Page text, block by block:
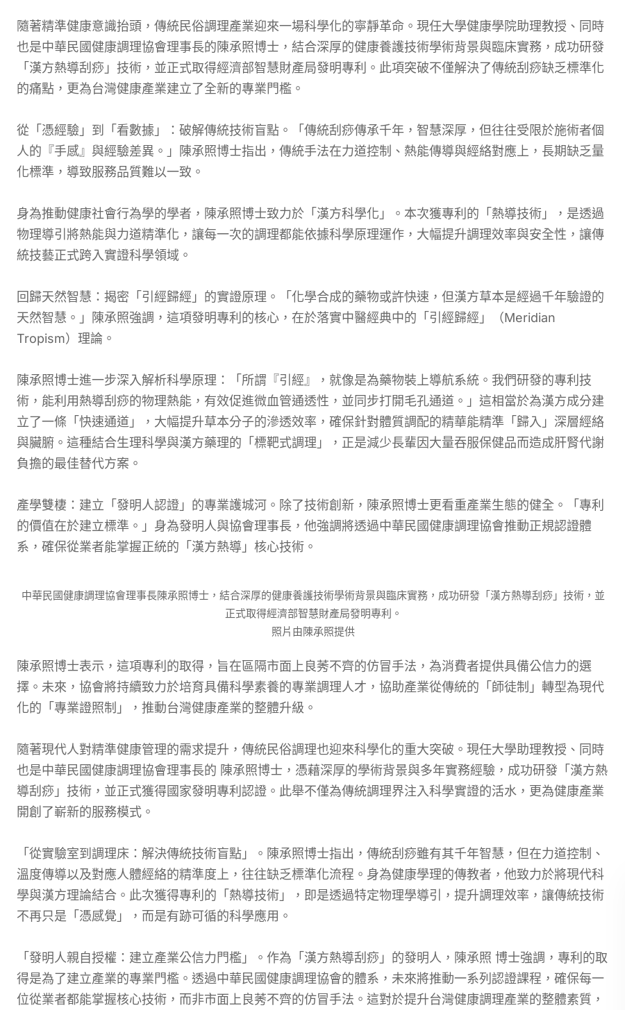
隨著精準健康意識抬頭，傳統民俗調理產業迎來一場科學化的寧靜革命。現任大學健康學院助理教授、同時
也是中華民國健康調理協會理事長的陳承照博士，結合深厚的健康養護技術學術背景與臨床實務，成功研發
「漢方熱導刮痧」技術，並正式取得經濟部智慧財產局發明專利。此項突破不僅解決了傳統刮痧缺乏標準化
的痛點，更為台灣健康產業建立了全新的專業門檻。
從「憑經驗」到「看數據」：破解傳統技術盲點。「傳統刮痧傳承千年，智慧深厚，但往往受限於施術者個
人的『手感』與經驗差異。」陳承照博士指出，傳統手法在力道控制、熱能傳導與經絡對應上，長期缺乏量
化標準，導致服務品質難以一致。
身為推動健康社會行為學的學者，陳承照博士致力於「漢方科學化」。本次獲專利的「熱導技術」，是透過
物理導引將熱能與力道精準化，讓每一次的調理都能依據科學原理運作，大幅提升調理效率與安全性，讓傳
統技藝正式跨入實證科學領域。
回歸天然智慧：揭密「引經歸經」的實證原理。「化學合成的藥物或許快速，但漢方草本是經過千年驗證的
天然智慧。」陳承照強調，這項發明專利的核心，在於落實中醫經典中的「引經歸經」（Meridian
Tropism）理論。
陳承照博士進一步深入解析科學原理：「所謂『引經』，就像是為藥物裝上導航系統。我們研發的專利技
術，能利用熱導刮痧的物理熱能，有效促進微血管通透性，並同步打開毛孔通道。」這相當於為漢方成分建
立了一條「快速通道」，大幅提升草本分子的滲透效率，確保針對體質調配的精華能精準「歸入」深層經絡
與臟腑。這種結合生理科學與漢方藥理的「標靶式調理」，正是減少長輩因大量吞服保健品而造成肝腎代謝
負擔的最佳替代方案。
產學雙棲：建立「發明人認證」的專業護城河。除了技術創新，陳承照博士更看重產業生態的健全。「專利
的價值在於建立標準。」身為發明人與協會理事長，他強調將透過中華民國健康調理協會推動正規認證體
系，確保從業者能掌握正統的「漢方熱導」核心技術。
中華民國健康調理協會理事長陳承照博士，結合深厚的健康養護技術學術背景與臨床實務，成功研發「漢方熱導刮痧」技術，並
正式取得經濟部智慧財產局發明專利。
照片由陳承照提供
陳承照博士表示，這項專利的取得，旨在區隔市面上良莠不齊的仿冒手法，為消費者提供具備公信力的選
擇。未來，協會將持續致力於培育具備科學素養的專業調理人才，協助產業從傳統的「師徒制」轉型為現代
化的「專業證照制」，推動台灣健康產業的整體升級。
隨著現代人對精準健康管理的需求提升，傳統民俗調理也迎來科學化的重大突破。現任大學助理教授、同時
也是中華民國健康調理協會理事長的 陳承照博士，憑藉深厚的學術背景與多年實務經驗，成功研發「漢方熱
導刮痧」技術，並正式獲得國家發明專利認證。此舉不僅為傳統調理界注入科學實證的活水，更為健康產業
開創了嶄新的服務模式。
「從實驗室到調理床：解決傳統技術盲點」。陳承照博士指出，傳統刮痧雖有其千年智慧，但在力道控制、
溫度傳導以及對應人體經絡的精準度上，往往缺乏標準化流程。身為健康學理的傳教者，他致力於將現代科
學與漢方理論結合。此次獲得專利的「熱導技術」，即是透過特定物理學導引，提升調理效率，讓傳統技術
不再只是「憑感覺」，而是有跡可循的科學應用。
「發明人親自授權：建立產業公信力門檻」。作為「漢方熱導刮痧」的發明人，陳承照 博士強調，專利的取
得是為了建立產業的專業門檻。透過中華民國健康調理協會的體系，未來將推動一系列認證課程，確保每一
位從業者都能掌握核心技術，而非市面上良莠不齊的仿冒手法。這對於提升台灣健康調理產業的整體素質，